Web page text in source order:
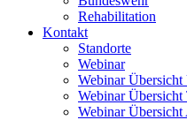
Rehabilitation
Kontakt
Standorte
Webinar
Webinar
Webinar Übersicht
Webinar Übersicht